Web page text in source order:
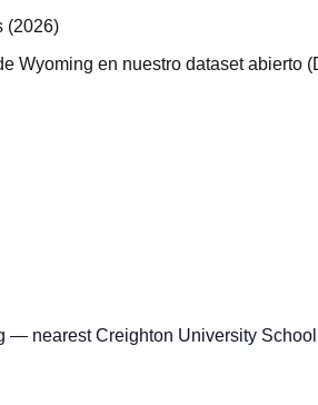
(2026)
Wyoming en nuestro dataset abierto
— nearest Creighton University